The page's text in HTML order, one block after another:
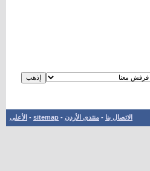
الاتصال بنا - منتدى الأردن -
sitemap
- الأعلى